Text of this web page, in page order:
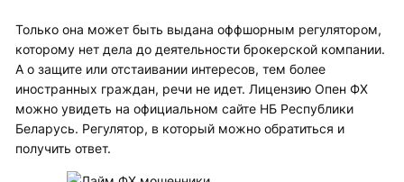
Только она может быть выдана оффшорным регулятором,
которому нет дела до деятельности брокерской компании.
А о защите или отстаивании интересов, тем более
иностранных граждан, речи не идет. Лицензию Опен ФХ
можно увидеть на официальном сайте НБ Республики
Беларусь. Регулятор, в который можно обратиться и
получить ответ.